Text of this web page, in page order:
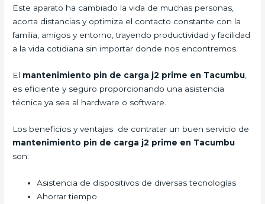
Este aparato ha cambiado la vida de muchas personas,
acorta distancias y optimiza el contacto constante con la
familia, amigos y entorno, trayendo productividad y facilidad
a la vida cotidiana sin importar donde nos encontremos.
El mantenimiento pin de carga j2 prime en Tacumbu
es eficiente y seguro proporcionando una asistencia
técnica ya sea al hardware o software.
Los beneficios y ventajas de contratar un buen servicio de
mantenimiento pin de carga j2 prime en Tacumbu
son:
Asistencia de dispositivos de diversas tecnologías
Ahorrar tiempo